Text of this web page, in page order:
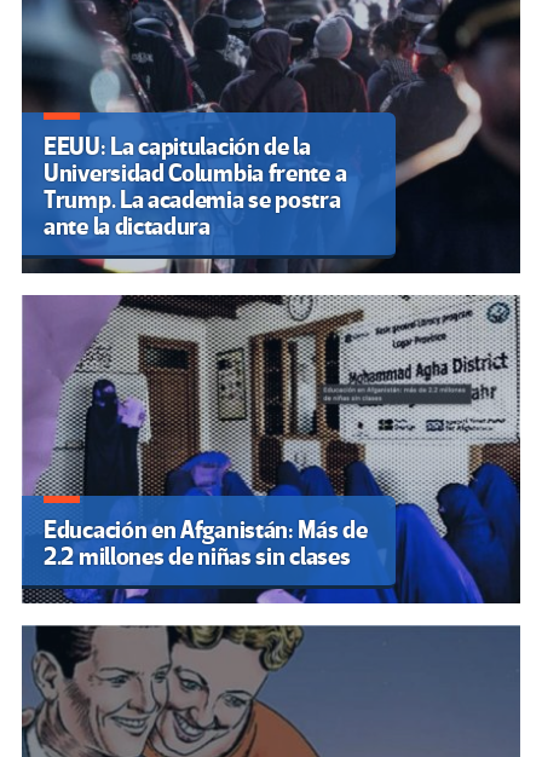
EEUU: La capitulación de la
Universidad Columbia frente a
Trump. La academia se postra
ante la dictadura
Educación en Afganistán: Más de
2.2 millones de niñas sin clases